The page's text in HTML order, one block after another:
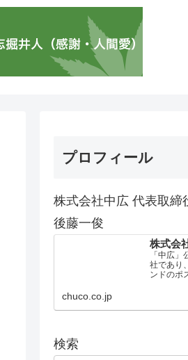
プロフィール
株式会社中広 代表取締
後藤一俊
株式会
「中広
社であり
ンドのポ
chuco.co.jp
検索